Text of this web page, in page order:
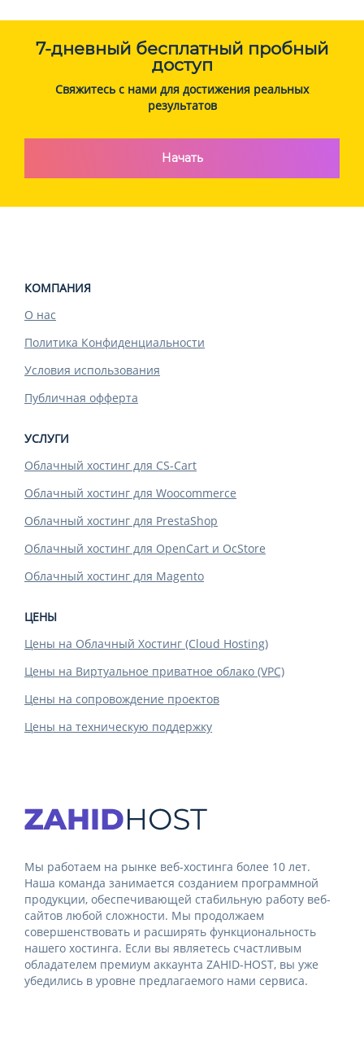
7-дневный бесплатный пробный
доступ
Свяжитесь с нами для достижения реальных
результатов
Начать
КОМПАНИЯ
О нас
Политика Конфиденциальности
Условия использования
Публичная офферта
УСЛУГИ
Облачный хостинг для CS-Cart
Облачный хостинг для Woocommerce
Облачный хостинг для PrestaShop
Облачный хостинг для OpenCart и OcStore
Облачный хостинг для Magento
ЦЕНЫ
Цены на Облачный Хостинг (Cloud Hosting)
Цены на Виртуальное приватное облако (VPC)
Цены на сопровождение проектов
Цены на техническую поддержку
Мы работаем на рынке веб-хостинга более 10 лет.
Наша команда занимается созданием программной
продукции, обеспечивающей стабильную работу веб-
сайтов любой сложности. Мы продолжаем
совершенствовать и расширять функциональность
нашего хостинга. Если вы являетесь счастливым
обладателем премиум аккаунта ZAHID-HOST, вы уже
убедились в уровне предлагаемого нами сервиса.